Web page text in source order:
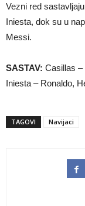
Vezni red
Iniesta, dok su u
Messi.
SASTAV: Casillas –
Iniesta – Ronaldo,
TAGOVI Navijaci